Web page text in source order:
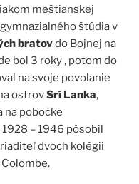
meštianskej
štúdia v
bratovdo Bojnej na
bol 3 roky , potom do
na svoje povolanie
ostrovSrí Lanka,
na pobočke
– 1946 pôsobil
dvoch kolégii